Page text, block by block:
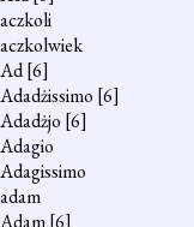
aczkoli
aczkolwiek
Ad[6]
Adadżissimo [6]
Adadżjo [6]
Adagio
Adagissimo
adam
Adam[6]